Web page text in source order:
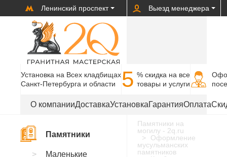
Ленинский проспект Выезд менеджера
Установка на Всех кладбищах
Санкт-Петербурга и области
5 % cкидка на все
товары и услуги
О компанииДоставкаУстановкаГарантияОплата
Памятники на
могилу - 2q.ru
Оформление
мусульманских
памятников
Памятники
Маленькие